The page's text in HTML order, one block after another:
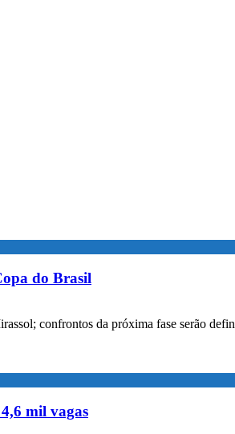
do Brasil
confrontos da próxima fase serão
mil vagas